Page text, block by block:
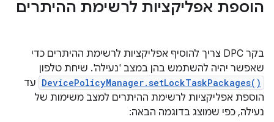
הוספת אפליקציות לרשימת ההיתרים
בקר DPC צריך להוסיף אפליקציות לרשימת ההיתרים כדי
שאפשר יהיה להשתמש בהן במצב 'נעילה'. שיחת טלפון
DevicePolicyManager.setLockTaskPackages() עד
הוספת אפליקציות לרשימת ההיתרים למצב משימות של
נעילה, כפי שמוצג בדוגמה הבאה: